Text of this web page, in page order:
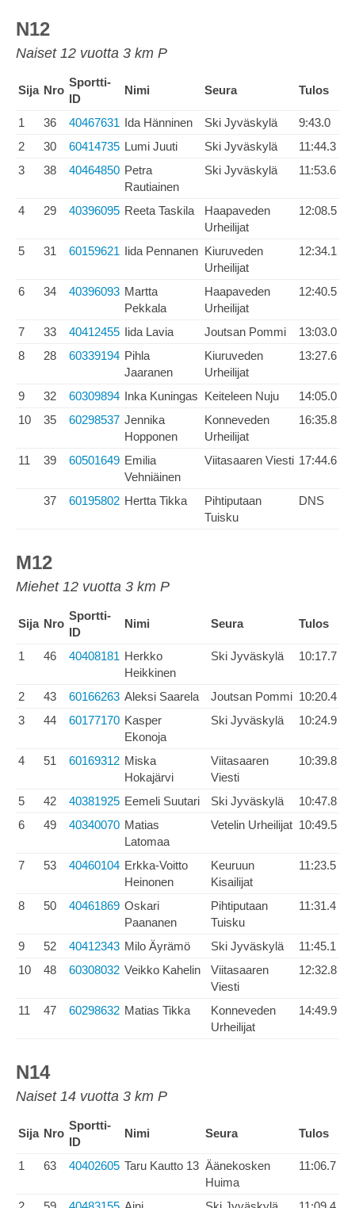
N12
Naiset 12 vuotta 3 km P
Sija Nro
Sportti-
ID
Nimi Seura Tulos
1 36 40467631 Ida Hänninen Ski Jyväskylä
9:43.0
2
30 60414735 Lumi Juuti Ski Jyväskylä
11:44.3
3
38 40464850 Petra
Rautiainen
Ski Jyväskylä 11:53.6
4 29 40396095 Reeta Taskila
Haapaveden
Urheilijat
12:08.5
5 31 60159621 Iida Pennanen Kiuruveden
Urheilijat
12:34.1
6 34 40396093 Martta
Pekkala
Haapaveden
Urheilijat
12:40.5
7 33 40412455 Iida Lavia Joutsan Pommi
13:03.0
8
28 60339194 Pihla
Jaaranen
Kiuruveden
Urheilijat
13:27.6
9 32 60309894 Inka Kuningas Keiteleen Nuju
14:05.0
10
35 60298537 Jennika
Hopponen
Konneveden
Urheilijat
16:35.8
11 39 60501649 Emilia
Vehniäinen
Viitasaaren Viesti 17:44.6
37 60195802 Hertta Tikka
Pihtiputaan
Tuisku
DNS
M12
Miehet 12 vuotta 3 km P
Sija Nro
Sportti-
ID
Nimi Seura Tulos
1 46 40408181 Herkko
Heikkinen
Ski Jyväskylä 10:17.7
2 43 60166263 Aleksi Saarela Joutsan Pommi 10:20.4
3
44 60177170 Kasper
Ekonoja
Ski Jyväskylä 10:24.9
4 51 60169312 Miska
Hokajärvi
Viitasaaren
Viesti
10:39.8
5 42 40381925 Eemeli Suutari Ski Jyväskylä
10:47.8
6
49 40340070 Matias
Latomaa
Vetelin Urheilijat 10:49.5
7 53 40460104 Erkka-Voitto
Heinonen
Keuruun
Kisailijat
11:23.5
8 50 40461869 Oskari
Paananen
Pihtiputaan
Tuisku
11:31.4
9 52 40412343 Milo Äyrämö Ski Jyväskylä
11:45.1
10
48 60308032 Veikko Kahelin
Viitasaaren
Viesti
12:32.8
11 47 60298632 Matias Tikka
Konneveden
Urheilijat
14:49.9
N14
Naiset 14 vuotta 3 km P
Sija Nro
Sportti-
ID
Nimi Seura Tulos
1 63 40402605 Taru Kautto 13 Äänekosken
Huima
11:06.7